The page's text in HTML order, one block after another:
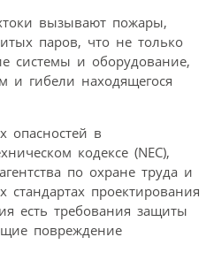
вызывают пожары,
паров, что не только
системы и оборудование,
и гибели находящегося
опасностей в
кодексе (NEC),
по охране труда и
стандартах проектирования
есть требования защиты
повреждение